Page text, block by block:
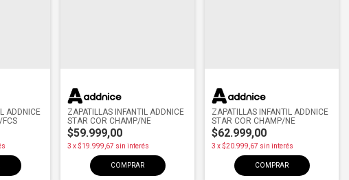
ADDNICE
ZAPATILLAS INFANTIL ADDNICE
STAR COR CHAMP/NE
$59.999,00
3 x$19.999,67 sin interés
COMPRAR
ZAPATILLAS INFANTIL ADDNICE
STAR COR CHAMP/NE
$62.999,00
3 x$20.999,67 sin interés
COMPRAR